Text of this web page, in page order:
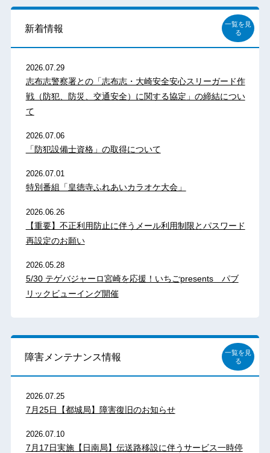
新着情報
一覧を見
る
2026.07.29
志布志警察署との「志布志・大崎安全安心スリーガード作
戦（防犯、防災、交通安全）に関する協定」の締結につい
て
2026.07.06
「防犯設備士資格」の取得について
2026.07.01
特別番組「皇徳寺ふれあいカラオケ大会」
2026.06.26
【重要】不正利用防止に伴うメール利用制限とパスワード
再設定のお願い
2026.05.28
5/30 テゲバジャーロ宮崎を応援！いちごpresents パブ
リックビューイング開催
障害メンテナンス情報
一覧を見
る
2026.07.25
7月25日【都城局】障害復旧のお知らせ
2026.07.10
7月17日実施【日南局】伝送路移設に伴うサービス一時停